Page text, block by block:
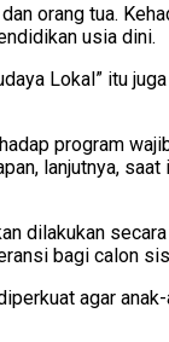
orang tua.
usia dini.
Lokal” itu
program
lanjutnya,
dilakukan
bagi calon
agar